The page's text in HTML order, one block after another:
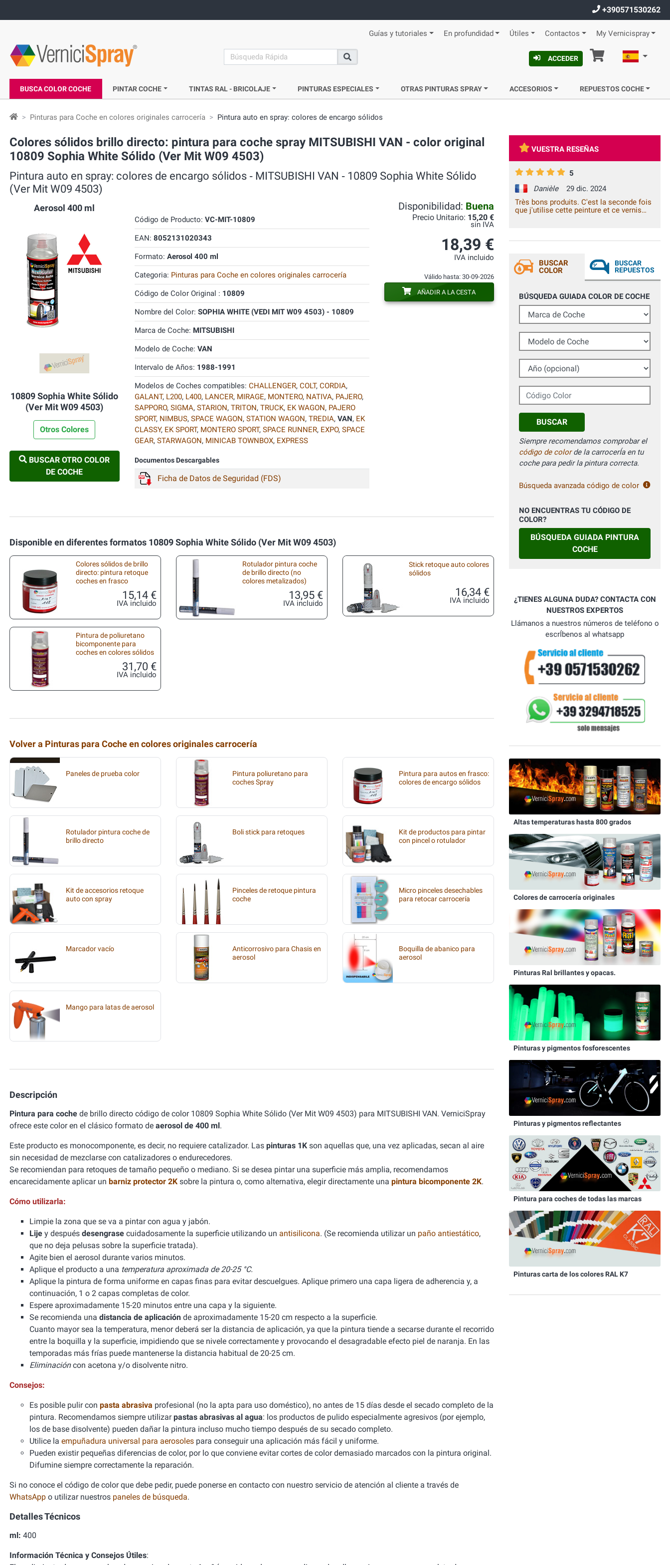
+390571530262
Guías y tutoriales En profundidad Útiles Contactos My Vernicispray
search
Buscar
ACCEDER Cesta Español
BUSCA COLOR COCHE PINTAR COCHE TINTAS RAL - BRICOLAJE PINTURAS ESPECIALES OTRAS PINTURAS SPRAY ACCESORIOS REPUESTOS COCHE
Pinturas para Coche en colores originales carrocería Pintura auto en spray: colores de encargo sólidos
Colores sólidos brillo directo: pintura para coche spray MITSUBISHI VAN - color original
10809 Sophia White Sólido (Ver Mit W09 4503)
Pintura auto en spray: colores de encargo sólidos ‐ MITSUBISHI VAN ‐ 10809 Sophia White Sólido
(Ver Mit W09 4503)
Aerosol 400 ml
10809 Sophia White Sólido
(Ver Mit W09 4503)
Otros Colores
BUSCAR OTRO COLOR
DE COCHE
Código de Producto: VC-MIT-10809
EAN: 8052131020343
Formato: Aerosol 400 ml
Categoria: Pinturas para Coche en colores originales carrocería
Código de Color Original : 10809
Nombre del Color: SOPHIA WHITE (VEDI MIT W09 4503) - 10809
Marca de Coche: MITSUBISHI
Modelo de Coche: VAN
Intervalo de Años: 1988-1991
Modelos de Coches compatibles: CHALLENGER, COLT, CORDIA,
GALANT, L200, L400, LANCER, MIRAGE, MONTERO, NATIVA, PAJERO,
SAPPORO, SIGMA, STARION, TRITON, TRUCK, EK WAGON, PAJERO
SPORT, NIMBUS, SPACE WAGON, STATION WAGON, TREDIA, VAN, EK
CLASSY, EK SPORT, MONTERO SPORT, SPACE RUNNER, EXPO, SPACE
GEAR, STARWAGON, MINICAB TOWNBOX, EXPRESS
Documentos Descargables
Ficha de Datos de Seguridad (FDS)
Disponibilidad: Buena
Precio Unitario: 15,20 €
sin IVA
18,39 €
IVA incluido
Válido hasta: 30-09-2026
AÑADIR A LA CESTA
Disponible en diferentes formatos 10809 Sophia White Sólido (Ver Mit W09 4503)
Colores sólidos de brillo
directo: pintura retoque
coches en frasco
15,14 €
IVA incluido
Rotulador pintura coche
de brillo directo (no
colores metalizados)
13,95 €
IVA incluido
Stick retoque auto colores
sólidos
16,34 €
IVA incluido
Pintura de poliuretano
bicomponente para
coches en colores sólidos
31,70 €
IVA incluido
Volver a Pinturas para Coche en colores originales carrocería
Paneles de prueba color
Pintura poliuretano para
coches Spray
Pintura para autos en frasco:
colores de encargo sólidos
Rotulador pintura coche de
brillo directo
Boli stick para retoques
Kit de productos para pintar
con pincel o rotulador
Kit de accesorios retoque
auto con spray
Pinceles de retoque pintura
coche
Micro pinceles desechables
para retocar carrocería
Marcador vacío
Anticorrosivo para Chasis en
aerosol
Boquilla de abanico para
aerosol
Mango para latas de aerosol
Descripción
Pintura para coche de brillo directo código de color 10809 Sophia White Sólido (Ver Mit W09 4503) para MITSUBISHI VAN. VerniciSpray
ofrece este color en el clásico formato de aerosol de 400 ml.
Este producto es monocomponente, es decir, no requiere catalizador. Las pinturas 1K son aquellas que, una vez aplicadas, secan al aire
sin necesidad de mezclarse con catalizadores o endurecedores.
Se recomiendan para retoques de tamaño pequeño o mediano. Si se desea pintar una superficie más amplia, recomendamos
encarecidamente aplicar un barniz protector 2K sobre la pintura o, como alternativa, elegir directamente una pintura bicomponente 2K.
Cómo utilizarla:
Limpie la zona que se va a pintar con agua y jabón.
Lije y después desengrase cuidadosamente la superficie utilizando un antisilicona. (Se recomienda utilizar un paño antiestático,
que no deja pelusas sobre la superficie tratada).
Agite bien el aerosol durante varios minutos.
Aplique el producto a una temperatura aproximada de 20-25 °C.
Aplique la pintura de forma uniforme en capas finas para evitar descuelgues. Aplique primero una capa ligera de adherencia y, a
continuación, 1 o 2 capas completas de color.
Espere aproximadamente 15-20 minutos entre una capa y la siguiente.
Se recomienda una distancia de aplicación de aproximadamente 15-20 cm respecto a la superficie.
Cuanto mayor sea la temperatura, menor deberá ser la distancia de aplicación, ya que la pintura tiende a secarse durante el recorrido
entre la boquilla y la superficie, impidiendo que se nivele correctamente y provocando el desagradable efecto piel de naranja. En las
temporadas más frías puede mantenerse la distancia habitual de 20-25 cm.
Eliminacióncon acetona y/o disolvente nitro.
Consejos:
Es posible pulir con pasta abrasiva profesional (no la apta para uso doméstico), no antes de 15 días desde el secado completo de la
pintura. Recomendamos siempre utilizarpastas abrasivas al agua: los productos de pulido especialmente agresivos (por ejemplo,
los de base disolvente) pueden dañar la pintura incluso mucho tiempo después de su secado completo.
Utilice la empuñadura universal para aerosoles para conseguir una aplicación más fácil y uniforme.
Pueden existir pequeñas diferencias de color, por lo que conviene evitar cortes de color demasiado marcados con la pintura original.
Difumine siempre correctamente la reparación.
Si no conoce el código de color que debe pedir, puede ponerse en contacto con nuestro servicio de atención al cliente a través de
WhatsApp o utilizar nuestros paneles de búsqueda.
Detalles Técnicos
ml: 400
Información Técnica y Consejos Útiles:
VUESTRA RESEÑAS
5
Danièle
29 dic. 2024
Très bons produits. C'est la seconde fois
que j'utilise cette peinture et ce vernis
Grazie mille.
BUSCAR
COLOR
BUSCAR
REPUESTOS
BÚSQUEDA GUIADA COLOR DE COCHE
Marca de Coche
Modelo de Coche
Año (opcional)
Código Color
BUSCAR
Siempre recomendamos comprobar el
código de colorde la carrocerÍa en tu
coche para pedir la pintura correcta.
Búsqueda avanzada código de color
NO ENCUENTRAS TU CÓDIGO DE
COLOR?
BÚSQUEDA GUIADA PINTURA
COCHE
¿TIENES ALGUNA DUDA? CONTACTA CON
NUESTROS EXPERTOS
Llámanos a nuestros números de teléfono o
escrÍbenos al whatsapp
Altas temperaturas hasta 800 grados
Colores de carrocería originales
Pinturas Ral brillantes y opacas.
Pinturas y pigmentos fosforescentes
Pinturas y pigmentos reflectantes
Pintura para coches de todas las marcas
Pinturas carta de los colores RAL K7